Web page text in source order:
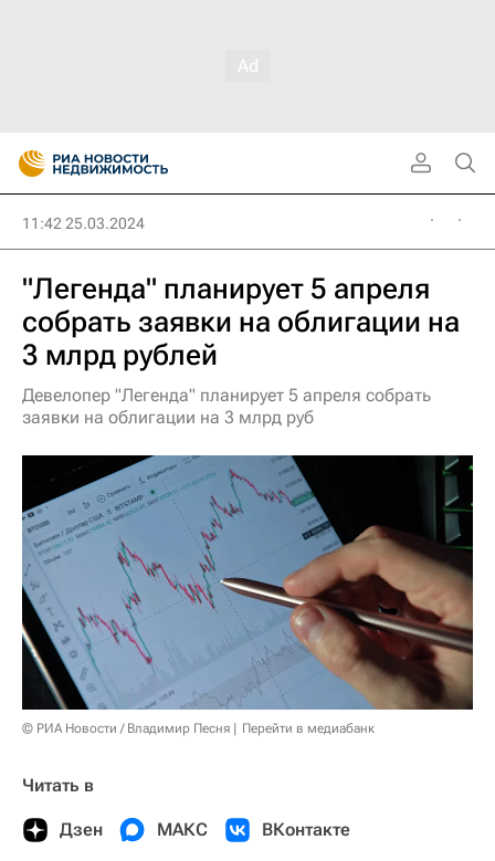
11:42 25.03.2024
"Легенда" планирует 5 апреля
собрать заявки на облигации на
3 млрд рублей
Девелопер "Легенда" планирует 5 апреля собрать
заявки на облигации на 3 млрд руб
© РИА Новости / Владимир Песня Перейти в медиабанк
Читать в
Дзен МАКС ВКонтакте